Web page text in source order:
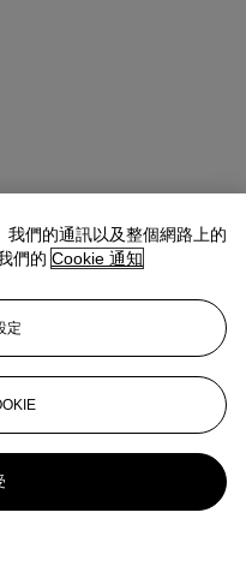
們的通訊以及整個網路上的
們的 Cookie 通知
定